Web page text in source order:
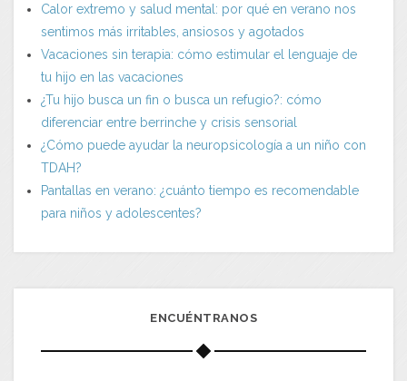
Calor extremo y salud mental: por qué en verano nos
sentimos más irritables, ansiosos y agotados
Vacaciones sin terapia: cómo estimular el lenguaje de
tu hijo en las vacaciones
¿Tu hijo busca un fin o busca un refugio?: cómo
diferenciar entre berrinche y crisis sensorial
¿Cómo puede ayudar la neuropsicología a un niño con
TDAH?
Pantallas en verano: ¿cuánto tiempo es recomendable
para niños y adolescentes?
ENCUÉNTRANOS